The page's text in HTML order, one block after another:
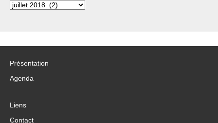
Archives
Présentation
Agenda
Liens
Contact